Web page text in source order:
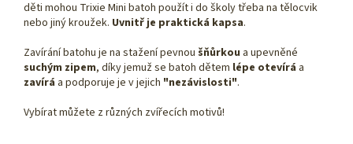
děti mohou Trixie Mini batoh použít i do školy třeba na tělocvik
nebo jiný kroužek. Uvnitř je praktická kapsa.
Zavírání batohu je na stažení pevnou šňůrkou a upevněné
suchým zipem, díky jemuž se batoh dětem lépe otevírá a
zavírá a podporuje je v jejich "nezávislosti".
Vybírat můžete z různých zvířecích motivů!